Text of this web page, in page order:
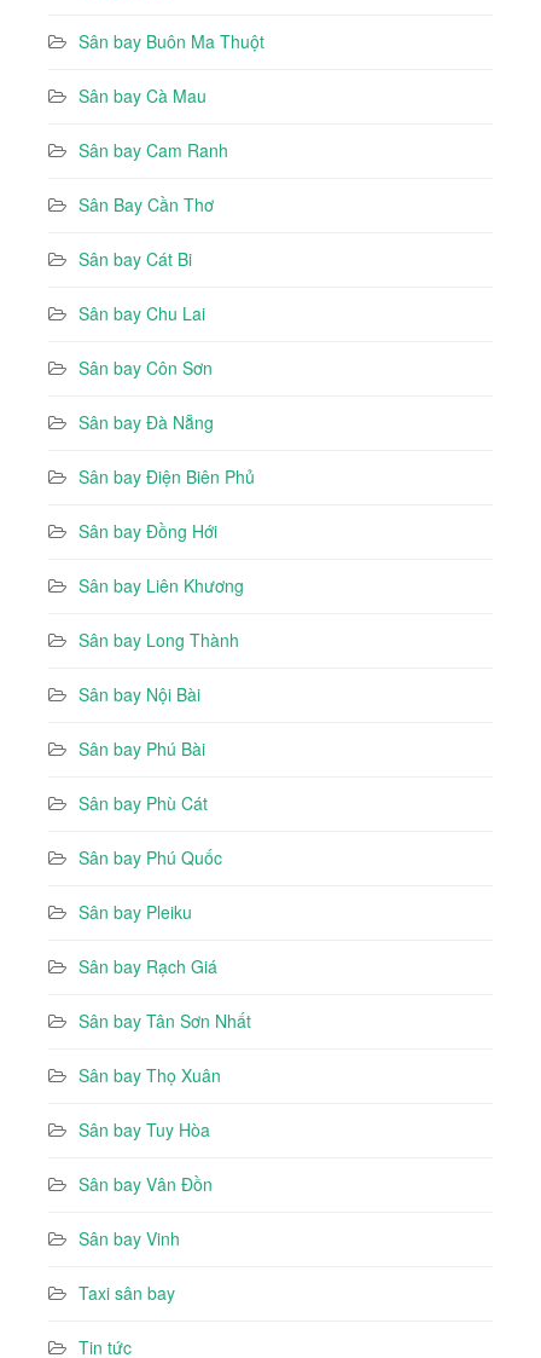
Sân bay Buôn Ma Thuột
Sân bay Cà Mau
Sân bay Cam Ranh
Sân Bay Cần Thơ
Sân bay Cát Bi
Sân bay Chu Lai
Sân bay Côn Sơn
Sân bay Đà Nẵng
Sân bay Điện Biên Phủ
Sân bay Đồng Hới
Sân bay Liên Khương
Sân bay Long Thành
Sân bay Nội Bài
Sân bay Phú Bài
Sân bay Phù Cát
Sân bay Phú Quốc
Sân bay Pleiku
Sân bay Rạch Giá
Sân bay Tân Sơn Nhất
Sân bay Thọ Xuân
Sân bay Tuy Hòa
Sân bay Vân Đồn
Sân bay Vinh
Taxi sân bay
Tin tức